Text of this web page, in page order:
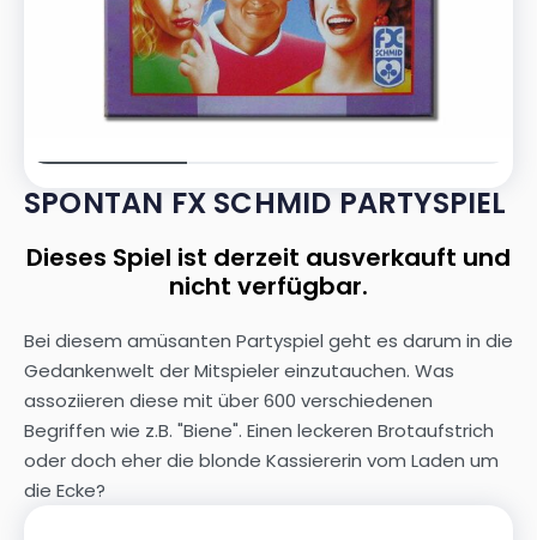
SPONTAN FX SCHMID PARTYSPIEL
Dieses Spiel ist derzeit ausverkauft und
nicht verfügbar.
Bei diesem amüsanten Partyspiel geht es darum in die
Gedankenwelt der Mitspieler einzutauchen. Was
assoziieren diese mit über 600 verschiedenen
Begriffen wie z.B. "Biene". Einen leckeren Brotaufstrich
oder doch eher die blonde Kassiererin vom Laden um
die Ecke?